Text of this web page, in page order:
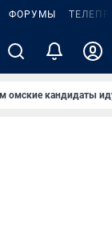
ФОРУМЫ
омские кандидаты